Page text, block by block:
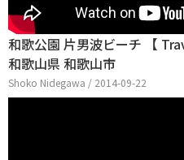
和歌公園 片男波ビーチ 【
和歌山県 和歌山市
Shoko Nidegawa / 2014-09-22